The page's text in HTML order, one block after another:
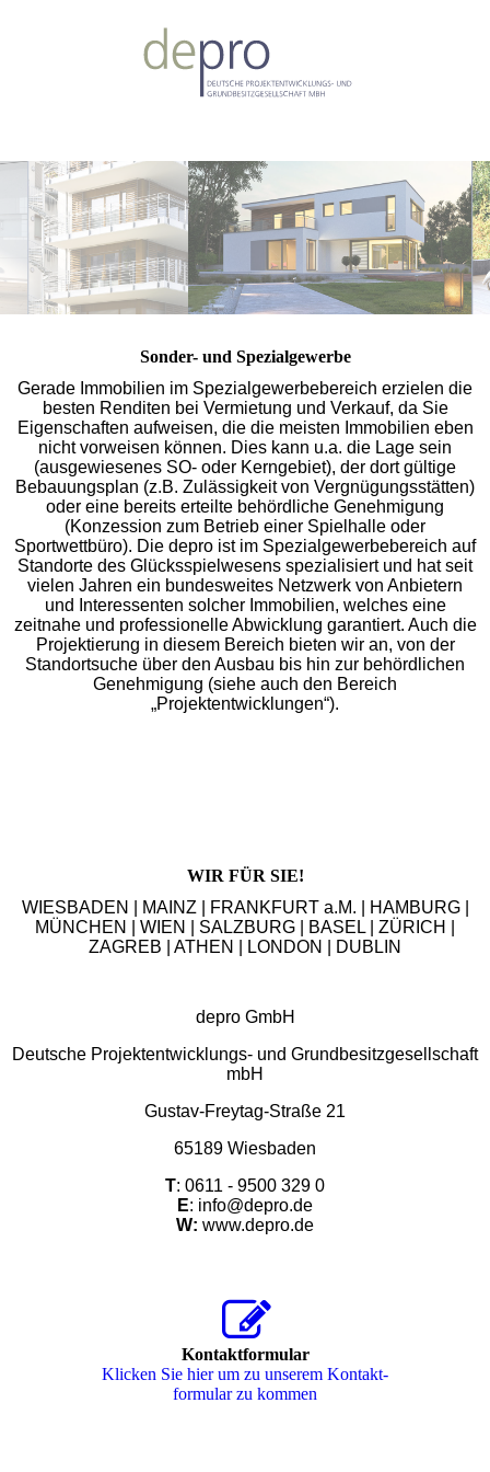
Sonder- und Spezialgewerbe
Gerade Immobilien im Spezialgewerbebereich erzielen die
besten Renditen bei Vermietung und Verkauf, da Sie
Eigenschaften aufweisen, die die meisten Immobilien eben
nicht vorweisen können. Dies kann u.a. die Lage sein
(ausgewiesenes SO- oder Kerngebiet), der dort gültige
Bebauungsplan (z.B. Zulässigkeit von Vergnügungsstätten)
oder eine bereits erteilte behördliche Genehmigung
(Konzession zum Betrieb einer Spielhalle oder
Sportwettbüro). Die depro ist im Spezialgewerbebereich auf
Standorte des Glücksspielwesens spezialisiert und hat seit
vielen Jahren ein bundesweites Netzwerk von Anbietern
und Interessenten solcher Immobilien, welches eine
zeitnahe und professionelle Abwicklung garantiert. Auch die
Projektierung in diesem Bereich bieten wir an, von der
Standortsuche über den Ausbau bis hin zur behördlichen
Genehmigung (siehe auch den Bereich
„Projektentwicklungen“).
WIR FÜR SIE!
WIESBADEN | MAINZ | FRANKFURT a.M. | HAMBURG |
MÜNCHEN | WIEN | SALZBURG | BASEL | ZÜRICH |
ZAGREB | ATHEN | LONDON | DUBLIN
depro GmbH
Deutsche Projektentwicklungs- und Grundbesitzgesellschaft
mbH
Gustav-Freytag-Straße 21
65189 Wiesbaden
T: 0611 - 9500 329 0
E: info@depro.de
W: www.depro.de
Kontaktformular
Klicken Sie hier um zu unserem Kon­takt­
for­mu­lar zu kommen